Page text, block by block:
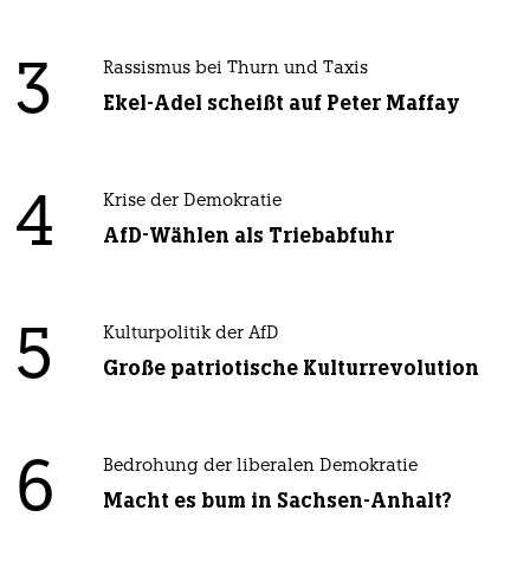
3 Rassismus bei Thurn und Taxis
Ekel-Adel scheißt auf Peter Maffay
4 Krise der Demokratie
AfD-Wählen als Triebabfuhr
5 Kulturpolitik der AfD
Große patriotische Kulturrevolution
6 Bedrohung der liberalen Demokratie
Macht es bum in Sachsen-Anhalt?